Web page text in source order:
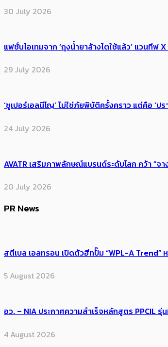
30 July 2026
แฟชั่นไอเทมจาก ‘ถุงน้ำยาล้างไตใช้แล้ว’ แวนที
29 July 2026
‘ซูเปอร์เอลนีโญ’ ไม่ใช่ภัยพิบัติครั้งคราว แต่คือ ‘
24 July 2026
AVATR เสริมภาพลักษณ์แบรนด์ระดับโลก คว้า “จ
20 July 2026
PR News
สตีเบล เอลทรอน เปิดตัวฮีทปั๊ม “WPL-A Trend”
5 August 2026
อว. – NIA ประกาศความสำเร็จหลักสูตร PPCIL
4 August 2026